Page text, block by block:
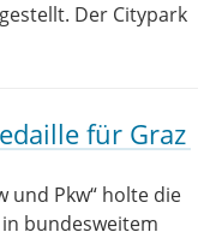
Der Citypark
für Graz
und Pkw“ holte die
bundesweitem